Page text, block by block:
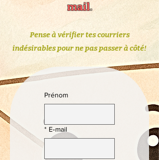
mail.
Pense à vérifier tes courriers
indésirables pour ne pas passer à côté!
Prénom
* E‑mail